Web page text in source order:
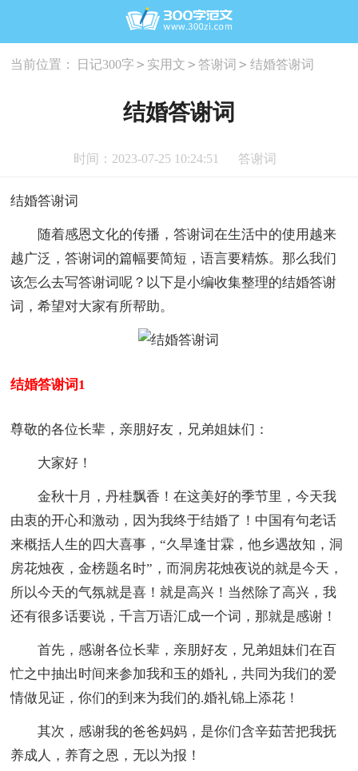
当前位置： 日记300字 > 实用文 > 答谢词 > 结婚答谢词
结婚答谢词
时间：2023-07-25 10:24:51 答谢词
结婚答谢词
随着感恩文化的传播，答谢词在生活中的使用越来
越广泛，答谢词的篇幅要简短，语言要精炼。那么我们
该怎么去写答谢词呢？以下是小编收集整理的结婚答谢
词，希望对大家有所帮助。
结婚答谢词1
尊敬的各位长辈，亲朋好友，兄弟姐妹们：
大家好！
金秋十月，丹桂飘香！在这美好的季节里，今天我
由衷的开心和激动，因为我终于结婚了！中国有句老话
来概括人生的四大喜事，“久旱逢甘霖，他乡遇故知，洞
房花烛夜，金榜题名时”，而洞房花烛夜说的就是今天，
所以今天的气氛就是喜！就是高兴！当然除了高兴，我
还有很多话要说，千言万语汇成一个词，那就是感谢！
首先，感谢各位长辈，亲朋好友，兄弟姐妹们在百
忙之中抽出时间来参加我和玉的婚礼，共同为我们的爱
情做见证，你们的到来为我们的.婚礼锦上添花！
其次，感谢我的爸爸妈妈，是你们含辛茹苦把我抚
养成人，养育之恩，无以为报！